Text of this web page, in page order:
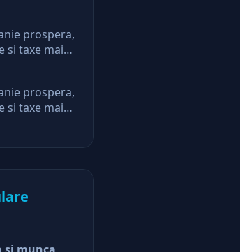
prospera,
si taxe mai
prospera,
si taxe mai